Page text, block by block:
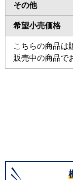
その他
希望小売価格
こちらの商品は
販売中の商品で